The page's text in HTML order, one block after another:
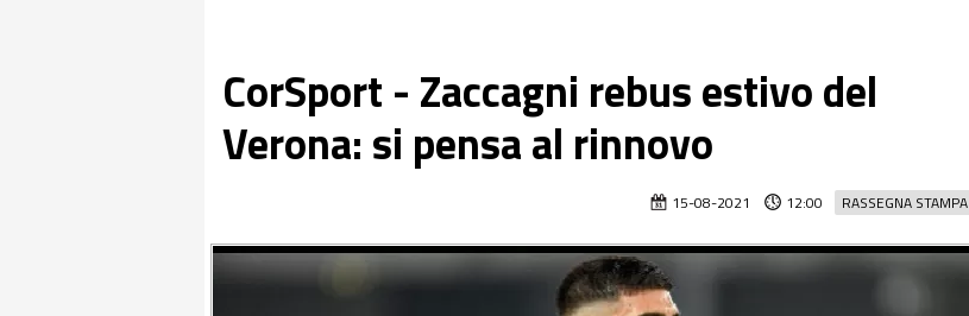
CorSport - Zaccagni rebus estivo del
Verona: si pensa al rinnovo
RASSEGNA STAMPA
15-08-2021 12:00